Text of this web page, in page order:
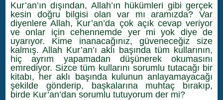
Kur’an’ın dışından, Allah’ın hükümleri gibi gerçek
kesin doğru bilgisi olan var mı aramızda? Var
diyenlere Allah, Kur’an’da çok açık cevap veriyor
ve onlar için cehennemde yer mi yok diye de
uyarıyor. Kime inanacağınız, güveneceğiz size
kalmış. Allah Kur’an’ı aklı başında tüm kullarının,
hiç ayrım yapamadan düşünerek okumasını
emrediyor. Sizce tüm kullarını sorumlu tutacağı bir
kitabı, her aklı başında kulunun anlayamayacağı
şekilde gönderip, başkalarına muhtaç bırakıp,
birde Kur’an’dan sorumlu tutuyorum der mi?